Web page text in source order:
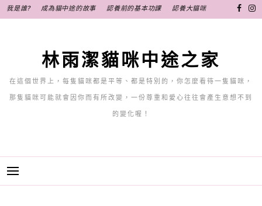
至
我是誰? 成為貓中途的故事 認養前的基本功課 認養大貓咪
林雨潔貓咪中途之家
在這個世界上，每隻貓咪都是平等、都是特別的，你怎麼看待一隻貓咪，
那隻貓咪可能就會因你而有所改變，一份尊重和愛心往往會產生意想不到
的變化喔！